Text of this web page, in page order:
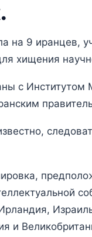
на 9 иранцев,
хищения
с
и